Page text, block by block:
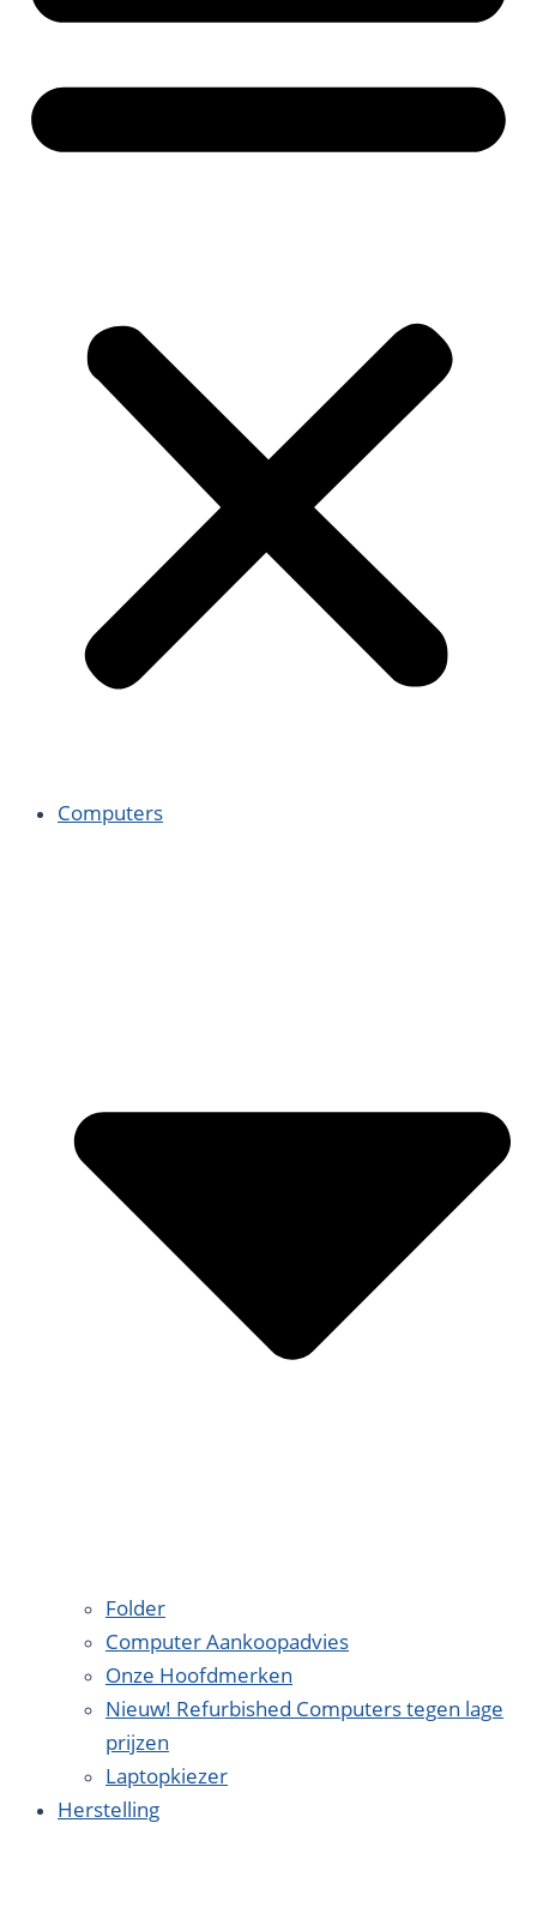
Computers
Folder
Computer Aankoopadvies
Onze Hoofdmerken
Nieuw! Refurbished Computers tegen lage
prijzen
Laptopkiezer
Herstelling